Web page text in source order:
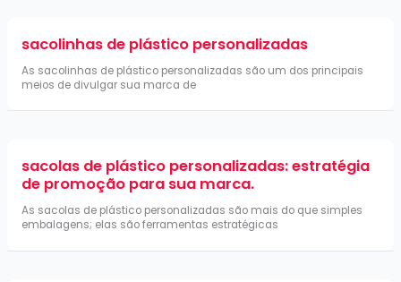
sacolinhas de plástico personalizadas
As sacolinhas de plástico personalizadas são um dos principais
meios de divulgar sua marca de
sacolas de plástico personalizadas: estratégia
de promoção para sua marca.
As sacolas de plástico personalizadas são mais do que simples
embalagens; elas são ferramentas estratégicas